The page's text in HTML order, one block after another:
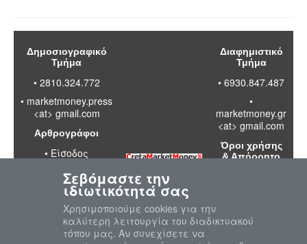
Δημοσιογραφικό
Τμήμα
• 2810.324.772
• marketmoney.press
<at> gmail.com
Αρθρογράφοι
• Είσοδος
Διαφημιστικό
Τμήμα
• 6930.847.487
•
marketmoney.gr
<at> gmail.com
Όροι χρήσης
& Απόρρητο
Σεβόμαστε την
ιδιωτικότητά σας
Χρησιμοποιούμε cookies για την
καλύτερη λειτουργία του διαδικτυακού
τόπου μας. Αν συνεχίσετε να